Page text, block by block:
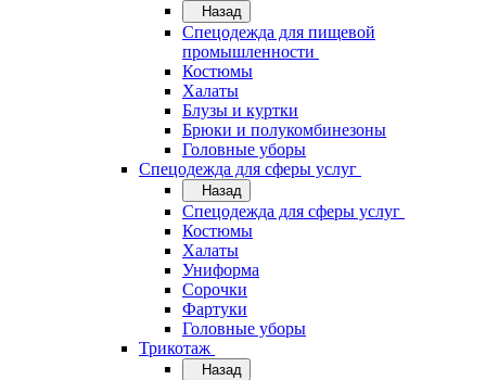
Назад
Спецодежда для пищевой
промышленности
Костюмы
Халаты
Блузы и куртки
Брюки и полукомбинезоны
Головные уборы
Спецодежда для сферы услуг
Назад
Спецодежда для сферы услуг
Костюмы
Халаты
Униформа
Сорочки
Фартуки
Головные уборы
Трикотаж
Назад